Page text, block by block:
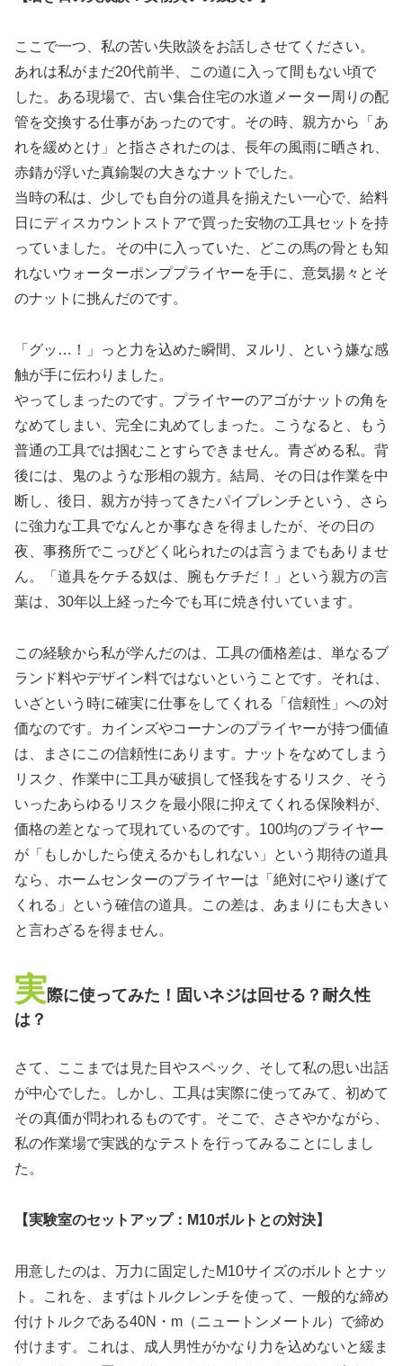
ここで一つ、私の苦い失敗談をお話しさせてください。
あれは私がまだ20代前半、この道に入って間もない頃で
した。ある現場で、古い集合住宅の水道メーター周りの配
管を交換する仕事があったのです。その時、親方から「あ
れを緩めとけ」と指さされたのは、長年の風雨に晒され、
赤錆が浮いた真鍮製の大きなナットでした。
当時の私は、少しでも自分の道具を揃えたい一心で、給料
日にディスカウントストアで買った安物の工具セットを持
っていました。その中に入っていた、どこの馬の骨とも知
れないウォーターポンププライヤーを手に、意気揚々とそ
のナットに挑んだのです。
「グッ…！」っと力を込めた瞬間、ヌルリ、という嫌な感
触が手に伝わりました。
やってしまったのです。プライヤーのアゴがナットの角を
なめてしまい、完全に丸めてしまった。こうなると、もう
普通の工具では掴むことすらできません。青ざめる私。背
後には、鬼のような形相の親方。結局、その日は作業を中
断し、後日、親方が持ってきたパイプレンチという、さら
に強力な工具でなんとか事なきを得ましたが、その日の
夜、事務所でこっぴどく叱られたのは言うまでもありませ
ん。「道具をケチる奴は、腕もケチだ！」という親方の言
葉は、30年以上経った今でも耳に焼き付いています。
この経験から私が学んだのは、工具の価格差は、単なるブ
ランド料やデザイン料ではないということです。それは、
いざという時に確実に仕事をしてくれる「信頼性」への対
価なのです。カインズやコーナンのプライヤーが持つ価値
は、まさにこの信頼性にあります。ナットをなめてしまう
リスク、作業中に工具が破損して怪我をするリスク、そう
いったあらゆるリスクを最小限に抑えてくれる保険料が、
価格の差となって現れているのです。100均のプライヤー
が「もしかしたら使えるかもしれない」という期待の道具
なら、ホームセンターのプライヤーは「絶対にやり遂げて
くれる」という確信の道具。この差は、あまりにも大きい
と言わざるを得ません。
実際に使ってみた！固いネジは回せる？耐久性
は？
さて、ここまでは見た目やスペック、そして私の思い出話
が中心でした。しかし、工具は実際に使ってみて、初めて
その真価が問われるものです。そこで、ささやかながら、
私の作業場で実践的なテストを行ってみることにしまし
た。
【実験室のセットアップ：M10ボルトとの対決】
用意したのは、万力に固定したM10サイズのボルトとナッ
ト。これを、まずはトルクレンチを使って、一般的な締め
付けトルクである40N・m（ニュートンメートル）で締め
付けます。これは、成人男性がかなり力を込めないと緩ま